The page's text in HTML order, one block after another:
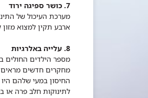
7. כושר ספיגה ירוד
מערכת העיכול של
ארבע תקין למצוא מזון
8. עלייה באלרגיות
מספר הילדים החולים
מחקרים חדשים מראים
החיסון במעי שלהם
לתינוקות חלב פרה או